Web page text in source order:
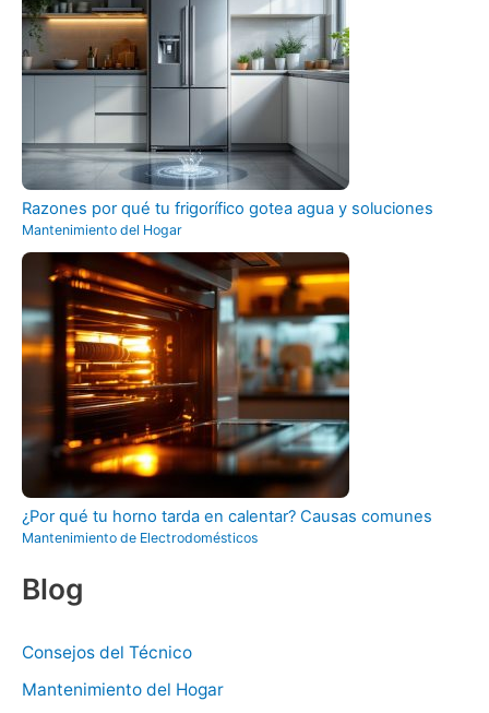
Razones por qué tu frigorífico gotea agua y soluciones
Mantenimiento del Hogar
¿Por qué tu horno tarda en calentar? Causas comunes
Mantenimiento de Electrodomésticos
Blog
Consejos del Técnico
Mantenimiento del Hogar